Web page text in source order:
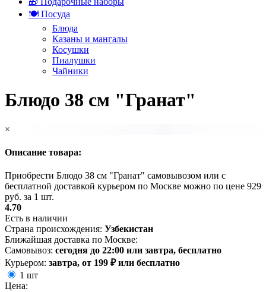
🍽️ Посуда
Блюда
Казаны и мангалы
Косушки
Пиалушки
Чайники
Блюдо 38 см "Гранат"
×
Описание товара:
Приобрести Блюдо 38 см "Гранат" самовывозом или с
бесплатной доставкой курьером по Москве можно по цене 929
руб. за 1 шт.
4.70
Есть в наличии
Страна происхождения: Узбекистан
Ближайшая доставка по Москве:
Самовывоз: сегодня до 22:00 или завтра, бесплатно
Курьером: завтра, от 199 ₽ или бесплатно
1 шт
Цена: